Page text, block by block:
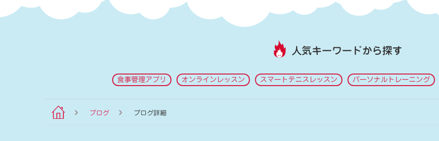
人気キーワードから探す
食事管理アプリ オンラインレッスン スマートテニスレッスン パーソナルトレーニング
ブログ ブログ詳細